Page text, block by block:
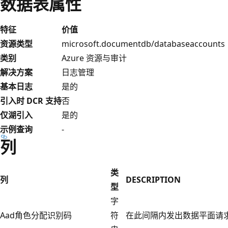
特征
价值
资源类型
microsoft.documentdb/databaseaccounts
类别
Azure 资源与审计
解决方案
日志管理
基本日志
是的
引入时 DCR 支持否
仅湖引入
是的
示例查询
-
列
列
类
型
DESCRIPTION
Aad角色分配识别码
字
符
在此间隔内发出数据平面请